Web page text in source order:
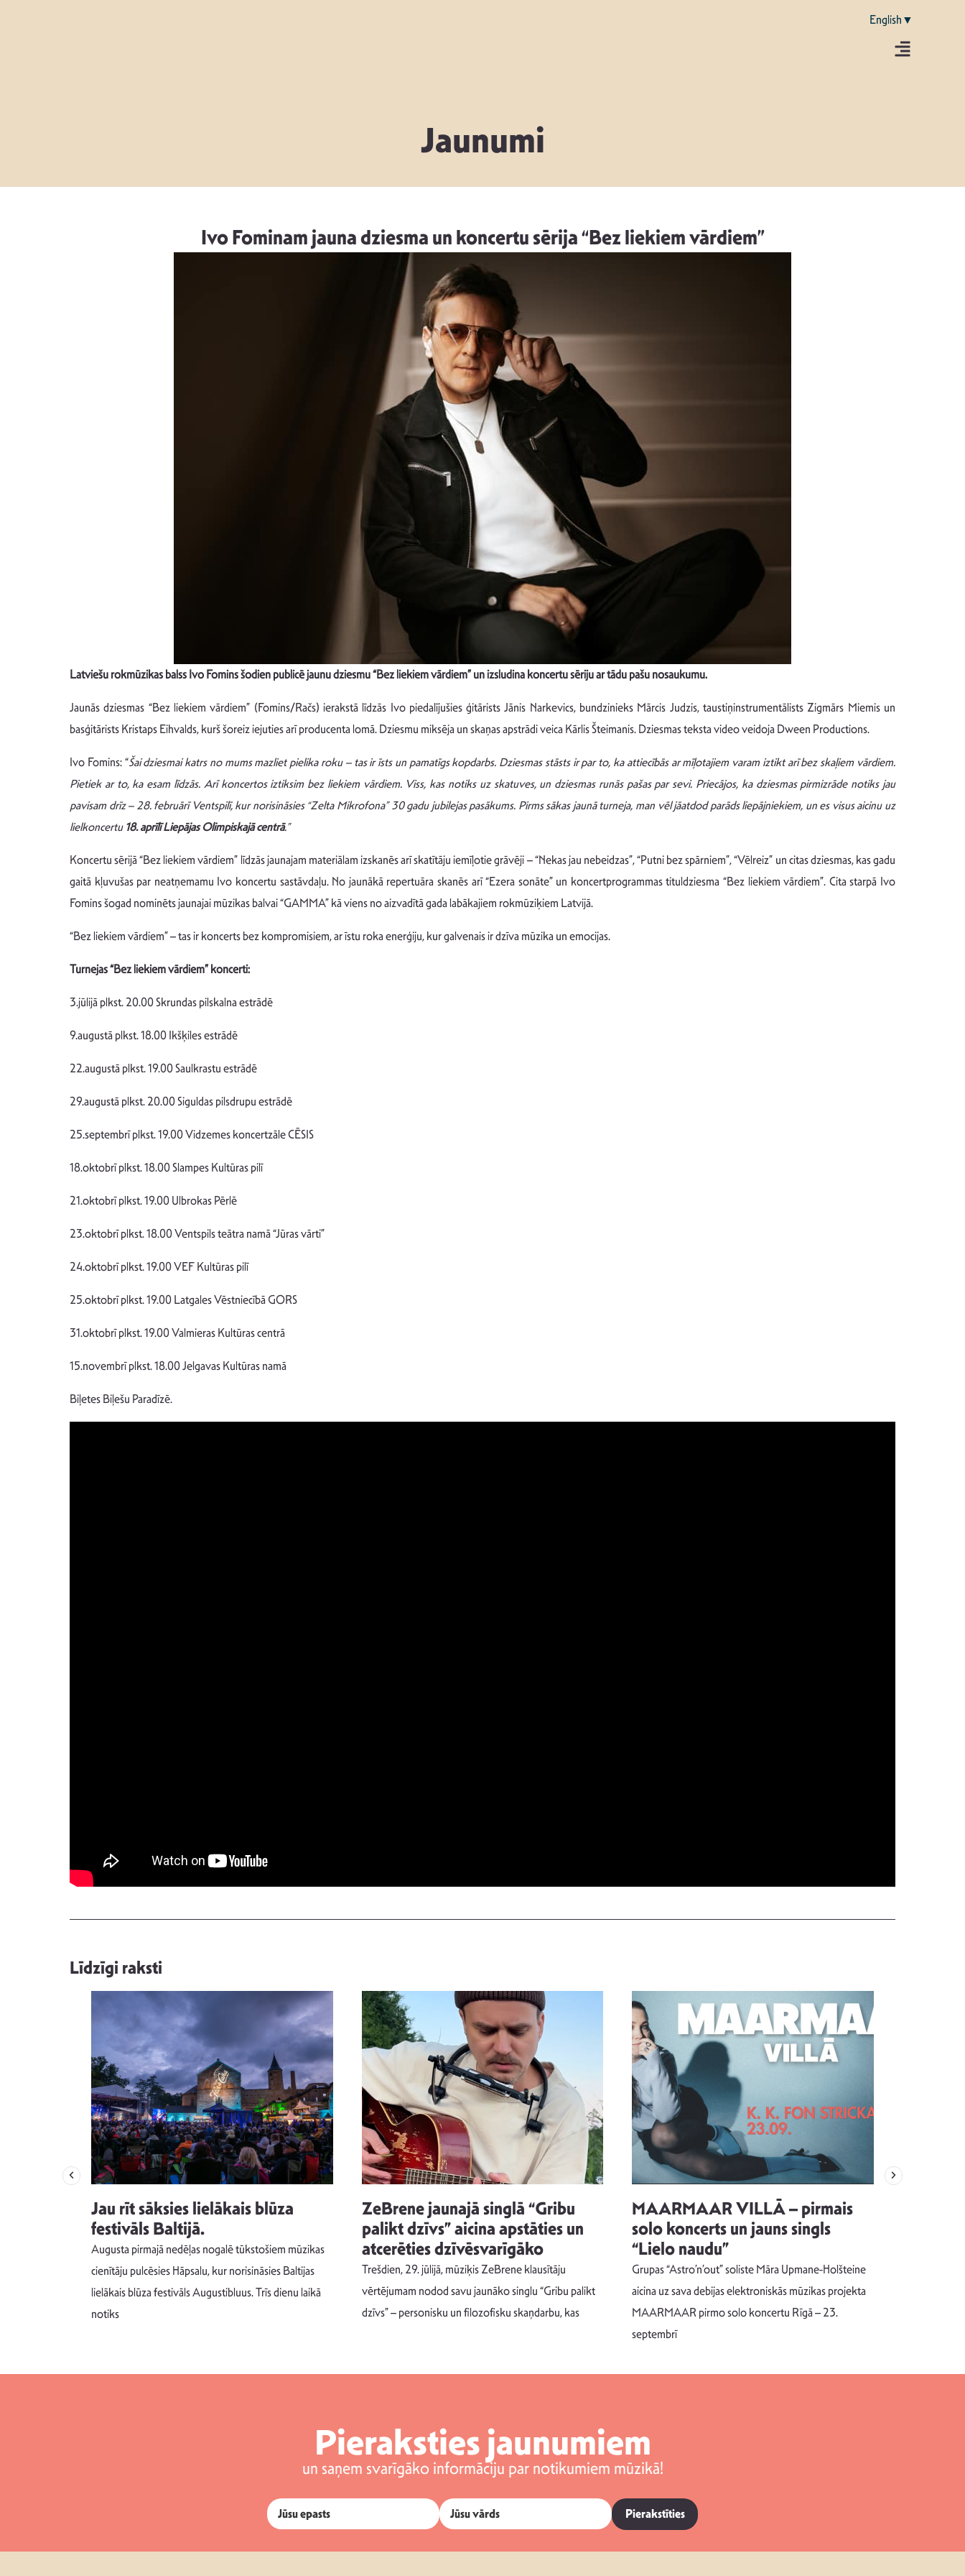
English▼
Jaunumi
Ivo Fominam jauna dziesma un koncertu sērija “Bez liekiem vārdiem”
Latviešu rokmūzikas balss Ivo Fomins šodien publicē jaunu dziesmu “Bez liekiem vārdiem” un izsludina koncertu sēriju ar tādu pašu nosaukumu.
Jaunās dziesmas “Bez liekiem vārdiem” (Fomins/Račs) ierakstā līdzās Ivo piedalījušies ģitārists Jānis Narkevics, bundzinieks Mārcis Judzis, taustiņinstrumentālists Zigmārs Miemis un
basģitārists Kristaps Eihvalds, kurš šoreiz iejuties arī producenta lomā. Dziesmu miksēja un skaņas apstrādi veica Kārlis Šteimanis. Dziesmas teksta video veidoja Dween Productions.
Ivo Fomins: “Šai dziesmai katrs no mums mazliet pielika roku – tas ir īsts un pamatīgs kopdarbs. Dziesmas stāsts ir par to, ka attiecībās ar mīļotajiem varam iztikt arī bez skaļiem vārdiem.
Pietiek ar to, ka esam līdzās. Arī koncertos iztiksim bez liekiem vārdiem. Viss, kas notiks uz skatuves, un dziesmas runās pašas par sevi. Priecājos, ka dziesmas pirmizrāde notiks jau
pavisam drīz – 28. februārī Ventspilī, kur norisināsies “Zelta Mikrofona” 30 gadu jubilejas pasākums. Pirms sākas jaunā turneja, man vēl jāatdod parāds liepājniekiem, un es visus aicinu uz
lielkoncertu18. aprīlī Liepājas Olimpiskajā centrā.”
Koncertu sērijā “Bez liekiem vārdiem” līdzās jaunajam materiālam izskanēs arī skatītāju iemīļotie grāvēji – “Nekas jau nebeidzas”, “Putni bez spārniem”, “Vēlreiz” un citas dziesmas, kas gadu
gaitā kļuvušas par neatņemamu Ivo koncertu sastāvdaļu. No jaunākā repertuāra skanēs arī “Ezera sonāte” un koncertprogrammas tituldziesma “Bez liekiem vārdiem”. Cita starpā Ivo
Fomins šogad nominēts jaunajai mūzikas balvai “GAMMA” kā viens no aizvadītā gada labākajiem rokmūziķiem Latvijā.
“Bez liekiem vārdiem” – tas ir koncerts bez kompromisiem, ar īstu roka enerģiju, kur galvenais ir dzīva mūzika un emocijas.
Turnejas “Bez liekiem vārdiem” koncerti:
3.jūlijā plkst. 20.00 Skrundas pilskalna estrādē
9.augustā plkst. 18.00 Ikšķiles estrādē
22.augustā plkst. 19.00 Saulkrastu estrādē
29.augustā plkst. 20.00 Siguldas pilsdrupu estrādē
25.septembrī plkst. 19.00 Vidzemes koncertzāle CĒSIS
18.oktobrī plkst. 18.00 Slampes Kultūras pilī
21.oktobrī plkst. 19.00 Ulbrokas Pērlē
23.oktobrī plkst. 18.00 Ventspils teātra namā “Jūras vārti”
24.oktobrī plkst. 19.00 VEF Kultūras pilī
25.oktobrī plkst. 19.00 Latgales Vēstniecībā GORS
31.oktobrī plkst. 19.00 Valmieras Kultūras centrā
15.novembrī plkst. 18.00 Jelgavas Kultūras namā
Biļetes Biļešu Paradīzē.
Līdzīgi raksti
Jau rīt sāksies lielākais blūza
festivāls Baltijā.
Augusta pirmajā nedēļas nogalē tūkstošiem mūzikas
cienītāju pulcēsies Hāpsalu, kur norisināsies Baltijas
lielākais blūza festivāls Augustibluus. Trīs dienu laikā
notiks
ZeBrene jaunajā singlā “Gribu
palikt dzīvs” aicina apstāties un
atcerēties dzīvēsvarīgāko
Trešdien, 29. jūlijā, mūziķis ZeBrene klausītāju
vērtējumam nodod savu jaunāko singlu “Gribu palikt
dzīvs” – personisku un filozofisku skaņdarbu, kas
MAARMAAR VILLĀ – pirmais
solo koncerts un jauns singls
“Lielo naudu”
Grupas “Astro’n’out” soliste Māra Upmane-Holšteine
aicina uz sava debijas elektroniskās mūzikas projekta
MAARMAAR pirmo solo koncertu Rīgā – 23.
septembrī
Pieraksties jaunumiem
un saņem svarīgāko informāciju par notikumiem mūzikā!
Pierakstīties